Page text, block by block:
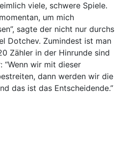
viele, schwere Spiele.
um mich
sagte der nicht nur durchs
Dotchev. Zumindest ist man
Zähler in der Hinrunde sind
“Wenn wir mit dieser
dann werden wir die
das ist das Entscheidende.”